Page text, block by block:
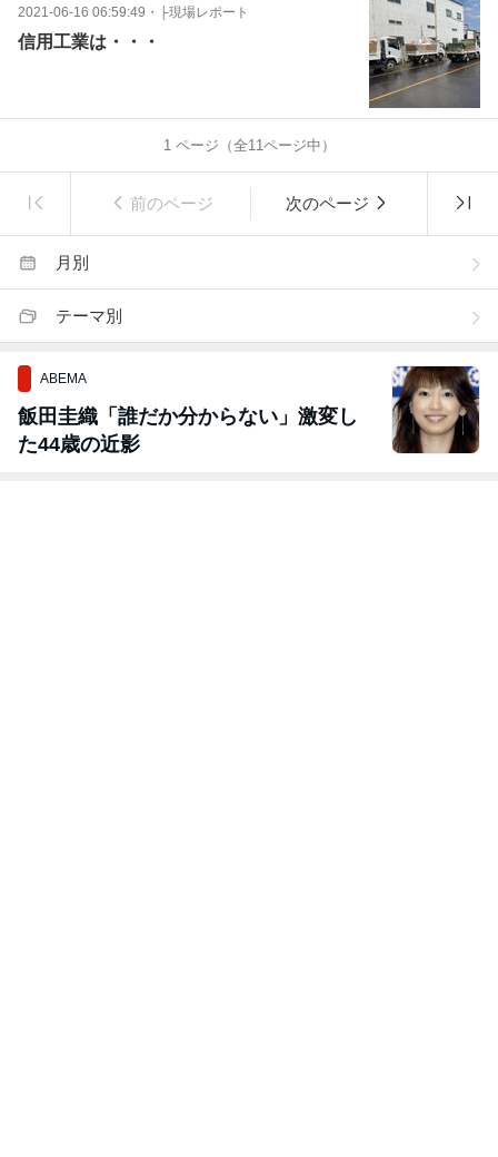
2021-06-16 06:59:49 ・ ├現場レポート
信用工業は・・・
1ページ（全11ページ中）
前のページ 次のページ
月別
テーマ別
ABEMA
飯田圭織「誰だか分からない」激変し
た44歳の近影